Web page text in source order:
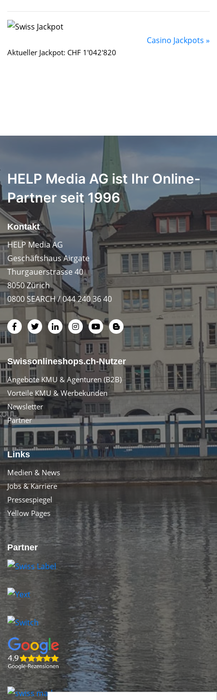
Casino Jackpots »
Aktueller Jackpot: CHF 1'042'820
HELP Media AG ist Ihr Online-
Partner seit 1996
Kontakt
HELP Media AG
Geschäftshaus Airgate
Thurgauerstrasse 40
8050 Zürich
0800 SEARCH / 044 240 36 40
Swissonlineshops.ch-Nutzer
Angebote KMU & Agenturen (B2B)
Vorteile KMU & Werbekunden
Newsletter
Partner
Links
Medien & News
Jobs & Karriere
Pressespiegel
Yellow Pages
Partner